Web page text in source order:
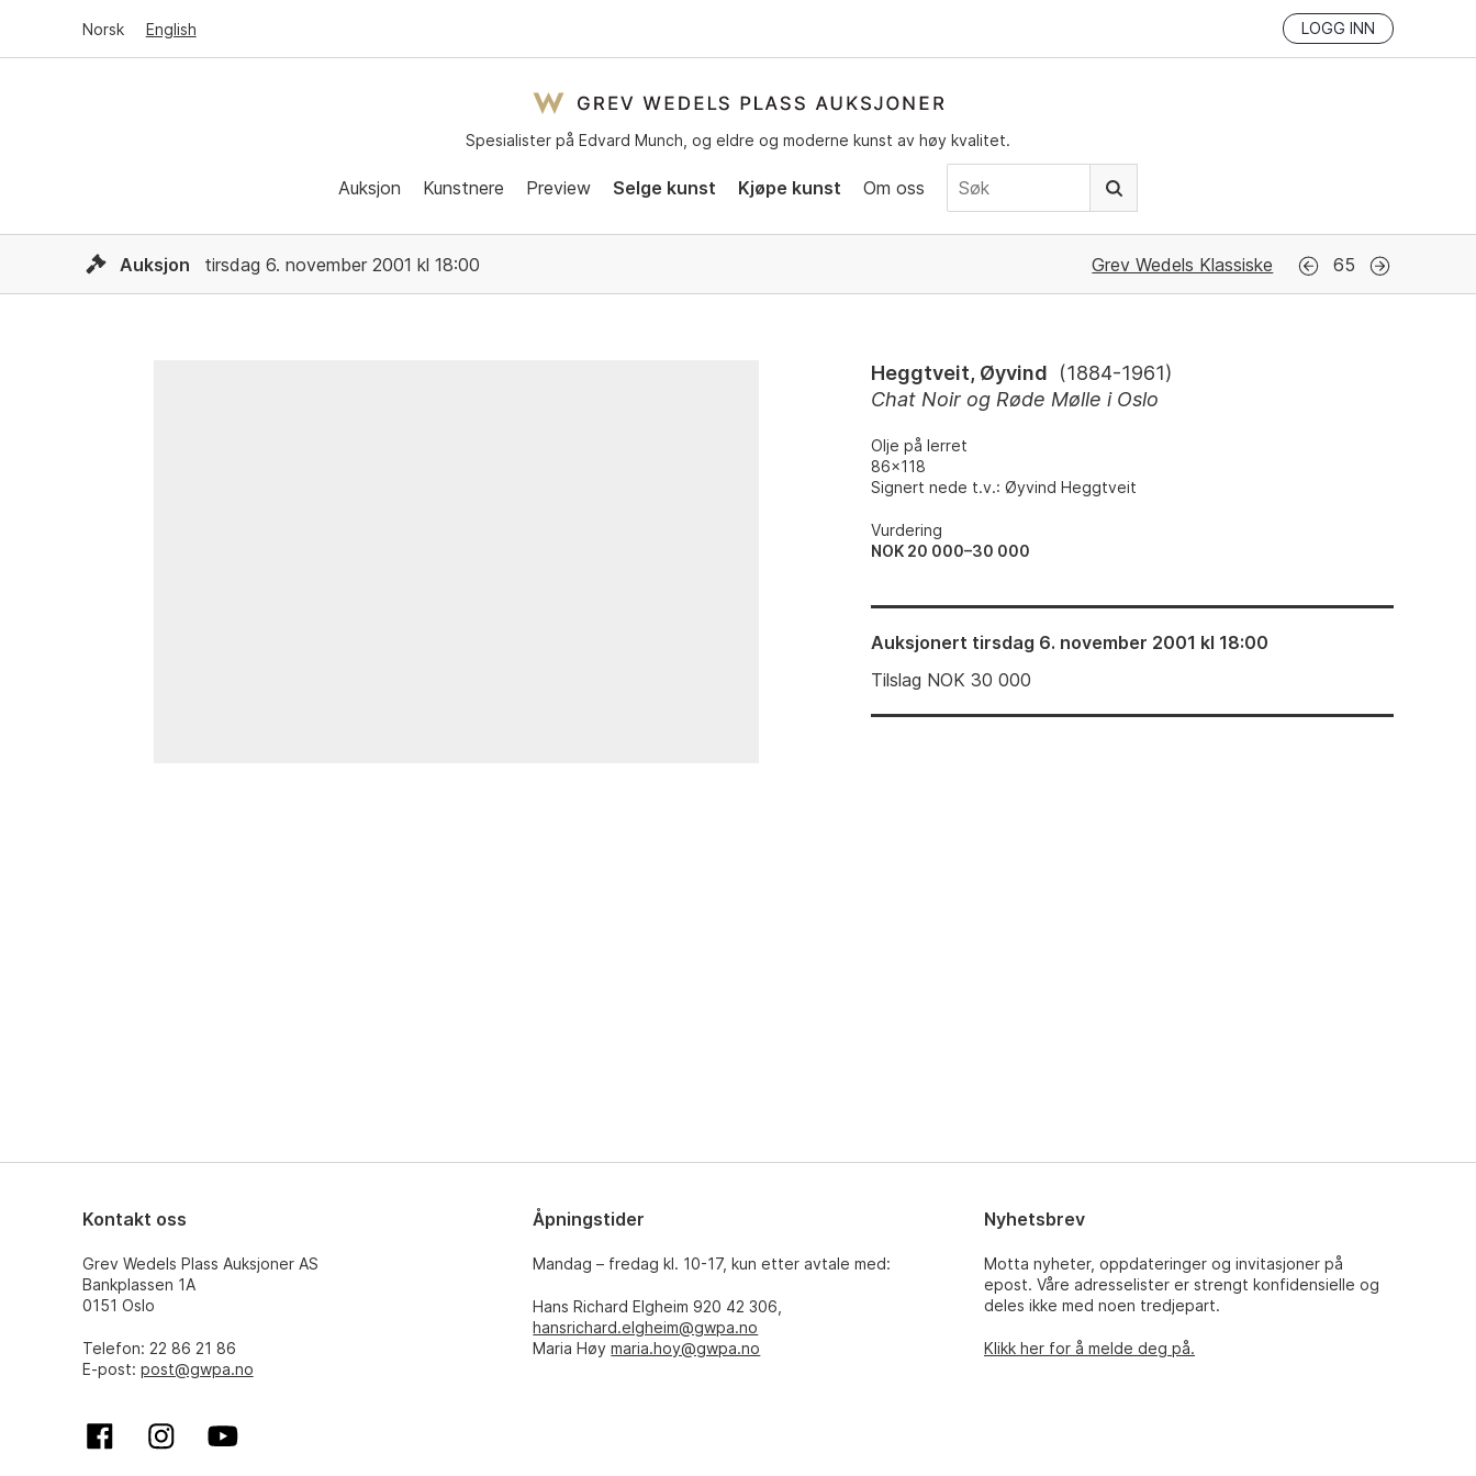
Norsk English LOGG INN
Spesialister på Edvard Munch, og eldre og moderne kunst av høy kvalitet.
Auksjon Kunstnere Preview Selge kunst Kjøpe kunst Om oss
Auksjon tirsdag 6. november 2001 kl 18:00 Grev Wedels Klassiske 65
Heggtveit, Øyvind (1884-1961)
Chat Noir og Røde Mølle i Oslo
Olje på lerret
86x118
Signert nede t.v.: Øyvind Heggtveit
Vurdering
NOK 20 000–30 000
Auksjonert tirsdag 6. november 2001 kl 18:00
Tilslag NOK30 000
Kontakt oss
Grev Wedels Plass Auksjoner AS
Bankplassen 1A
0151 Oslo
Telefon: 22 86 21 86
E-post: post@gwpa.no
Åpningstider
Mandag – fredag kl. 10-17, kun etter avtale med:
Hans Richard Elgheim 920 42 306,
hansrichard.elgheim@gwpa.no
Maria Høymaria.hoy@gwpa.no
Nyhetsbrev
Motta nyheter, oppdateringer og invitasjoner på
epost. Våre adresselister er strengt konfidensielle og
deles ikke med noen tredjepart.
Klikk her for å melde deg på.